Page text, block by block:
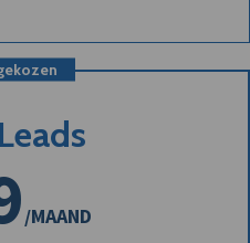
/MAAND